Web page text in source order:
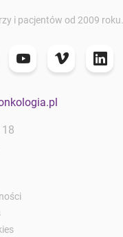
i pacjentów od 2009 roku.